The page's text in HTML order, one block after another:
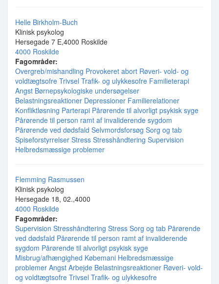
Helle Birkholm-Buch
Klinisk psykolog
Hersegade 7 E,4000 Roskilde
4000 Roskilde
Fagområder:
Overgreb/mishandling Provokeret abort Røveri- vold- og
voldtægtsofre Trivsel Trafik- og ulykkesofre Familieterapi
Angst Børnepsykologiske undersøgelser
Belastningsreaktioner Depressioner Familierelationer
Konfliktløsning Parterapi Pårørende til alvorligt psykisk syge
Pårørende til person ramt af invaliderende sygdom
Pårørende ved dødsfald Selvmordsforsøg Sorg og tab
Spiseforstyrrelser Stress Stresshåndtering Supervision
Helbredsmæssige problemer
Flemming Rasmussen
Klinisk psykolog
Hersegade 18, 02.,4000
4000 Roskilde
Fagområder:
Supervision Stresshåndtering Stress Sorg og tab Pårørende
ved dødsfald Pårørende til person ramt af invaliderende
sygdom Pårørende til alvorligt psykisk syge
Misbrug/afhængighed Købemani Helbredsmæssige
problemer Angst Arbejde Belastningsreaktioner Røveri- vold-
og voldtægtsofre Trivsel Trafik- og ulykkesofre